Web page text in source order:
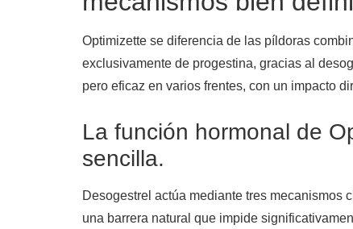
Optimizette se diferencia de las píldoras
exclusivamente de progestina, gracias al
pero eficaz en varios frentes, con un impacto
La función hormonal de
sencilla.
Desogestrel actúa mediante tres mecanismos
una barrera natural que impide